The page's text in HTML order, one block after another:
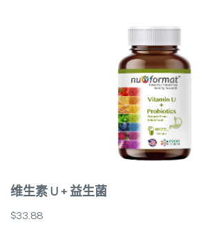
维生素 U + 益生菌
$33.88